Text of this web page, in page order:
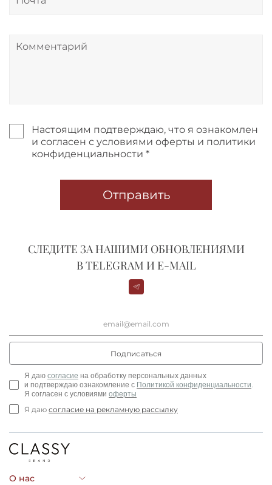
Настоящим подтверждаю, что я ознакомлен
и согласен с условиями оферты и политики
конфиденциальности *
Отправить
СЛЕДИТЕ ЗА НАШИМИ ОБНОВЛЕНИЯМИ
В TELEGRAM И E-MAIL
Подписаться
Я даю согласие на обработку персональных данных
и подтверждаю ознакомление с Политикой конфиденциальности.
Я согласен с условиями оферты
Я даю согласие на рекламную рассылку
О нас